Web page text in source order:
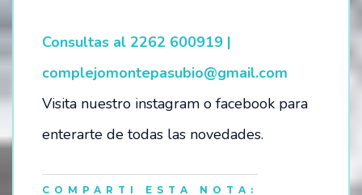
Consultas al 2262 600919 |
complejomontepasubio@gmail.com
Visita nuestro instagram o facebook para
enterarte de todas las novedades.
COMPARTI ESTA NOTA: